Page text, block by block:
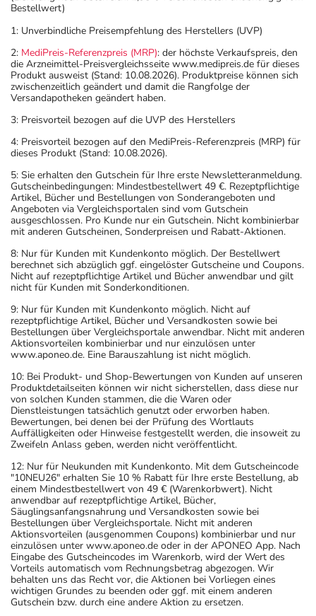
Bestellwert)
1: Unverbindliche Preisempfehlung des Herstellers (UVP)
2: MediPreis-Referenzpreis (MRP): der höchste Verkaufspreis, den
die Arzneimittel-Preisvergleichsseite www.medipreis.de für dieses
Produkt ausweist (Stand: 10.08.2026). Produktpreise können sich
zwischenzeitlich geändert und damit die Rangfolge der
Versandapotheken geändert haben.
3: Preisvorteil bezogen auf die UVP des Herstellers
4: Preisvorteil bezogen auf den MediPreis-Referenzpreis (MRP) für
dieses Produkt (Stand: 10.08.2026).
5: Sie erhalten den Gutschein für Ihre erste Newsletteranmeldung.
Gutscheinbedingungen: Mindestbestellwert 49 €. Rezeptpflichtige
Artikel, Bücher und Bestellungen von Sonderangeboten und
Angeboten via Vergleichsportalen sind vom Gutschein
ausgeschlossen. Pro Kunde nur ein Gutschein. Nicht kombinierbar
mit anderen Gutscheinen, Sonderpreisen und Rabatt-Aktionen.
8: Nur für Kunden mit Kundenkonto möglich. Der Bestellwert
berechnet sich abzüglich ggf. eingelöster Gutscheine und Coupons.
Nicht auf rezeptpflichtige Artikel und Bücher anwendbar und gilt
nicht für Kunden mit Sonderkonditionen.
9: Nur für Kunden mit Kundenkonto möglich. Nicht auf
rezeptpflichtige Artikel, Bücher und Versandkosten sowie bei
Bestellungen über Vergleichsportale anwendbar. Nicht mit anderen
Aktionsvorteilen kombinierbar und nur einzulösen unter
www.aponeo.de. Eine Barauszahlung ist nicht möglich.
10: Bei Produkt- und Shop-Bewertungen von Kunden auf unseren
Produktdetailseiten können wir nicht sicherstellen, dass diese nur
von solchen Kunden stammen, die die Waren oder
Dienstleistungen tatsächlich genutzt oder erworben haben.
Bewertungen, bei denen bei der Prüfung des Wortlauts
Auffälligkeiten oder Hinweise festgestellt werden, die insoweit zu
Zweifeln Anlass geben, werden nicht veröffentlicht.
12: Nur für Neukunden mit Kundenkonto. Mit dem Gutscheincode
"10NEU26" erhalten Sie 10 % Rabatt für Ihre erste Bestellung, ab
einem Mindestbestellwert von 49 € (Warenkorbwert). Nicht
anwendbar auf rezeptpflichtige Artikel, Bücher,
Säuglingsanfangsnahrung und Versandkosten sowie bei
Bestellungen über Vergleichsportale. Nicht mit anderen
Aktionsvorteilen (ausgenommen Coupons) kombinierbar und nur
einzulösen unter www.aponeo.de oder in der APONEO App. Nach
Eingabe des Gutscheincodes im Warenkorb, wird der Wert des
Vorteils automatisch vom Rechnungsbetrag abgezogen. Wir
behalten uns das Recht vor, die Aktionen bei Vorliegen eines
wichtigen Grundes zu beenden oder ggf. mit einem anderen
Gutschein bzw. durch eine andere Aktion zu ersetzen.